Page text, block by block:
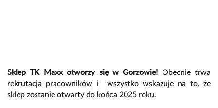
Sklep TK Maxx otworzy się w Gorzowie! Obecnie trwa
rekrutacja pracowników i wszystko wskazuje na to, że
sklep zostanie otwarty do końca 2025 roku.